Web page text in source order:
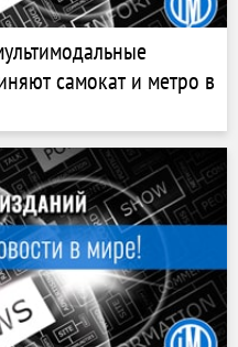
самокат и метро в